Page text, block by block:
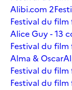
Alibi.com 2
Festival du
Alice Guy - 13
Festival du
Alma & Oscar
Festival du
Festival du